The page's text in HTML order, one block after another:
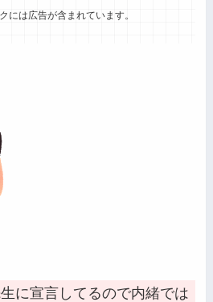
には広告が含まれています。
に宣言してるので内緒では